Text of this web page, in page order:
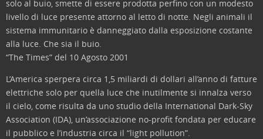
solo al buio, smette di essere prodotta perfino con un modesto
livello di luce presente attorno al letto di notte. Negli animali il
sistema immunitario è danneggiato dalla esposizione costante
alla luce. Che sia il buio.
“The Times” del 10 Agosto 2001
L’America sperpera circa 1,5 miliardi di dollari all’anno di fatture
elettriche solo per quella luce che inutilmente si innalza verso
il cielo, come risulta da uno studio della International Dark-Sky
Association (IDA), un’associazione no-profit fondata per educare
il pubblico e l’industria circa il “light pollution”.